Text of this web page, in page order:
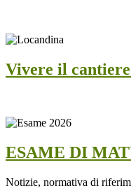
Vivere il
ESAME DI
Notizie, normativa di